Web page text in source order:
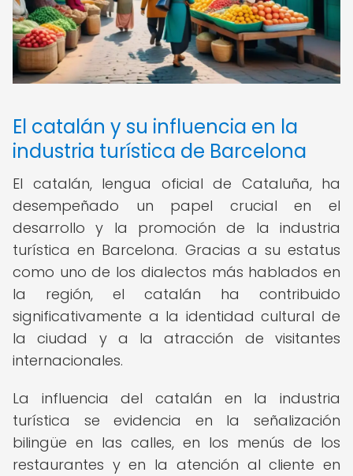
El catalán y su influencia en la
industria turística de Barcelona
El catalán, lengua oficial de Cataluña, ha
desempeñado un papel crucial en el
desarrollo y la promoción de la industria
turística en Barcelona. Gracias a su estatus
como uno de los dialectos más hablados en
la región, el catalán ha contribuido
significativamente a la identidad cultural de
la ciudad y a la atracción de visitantes
internacionales.
La influencia del catalán en la industria
turística se evidencia en la señalización
bilingüe en las calles, en los menús de los
restaurantes y en la atención al cliente en